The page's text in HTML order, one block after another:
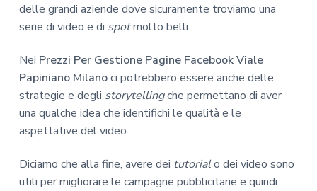
delle grandi aziende dove sicuramente troviamo una
serie di video e di spotmolto belli.
Nei Prezzi Per Gestione Pagine Facebook Viale
Papiniano Milanoci potrebbero essere anche delle
strategie e degli storytellingche permettano di aver
una qualche idea che identifichi le qualità e le
aspettative del video.
Diciamo che alla fine, avere dei tutorialo dei video sono
utili per migliorare le campagne pubblicitarie e quindi